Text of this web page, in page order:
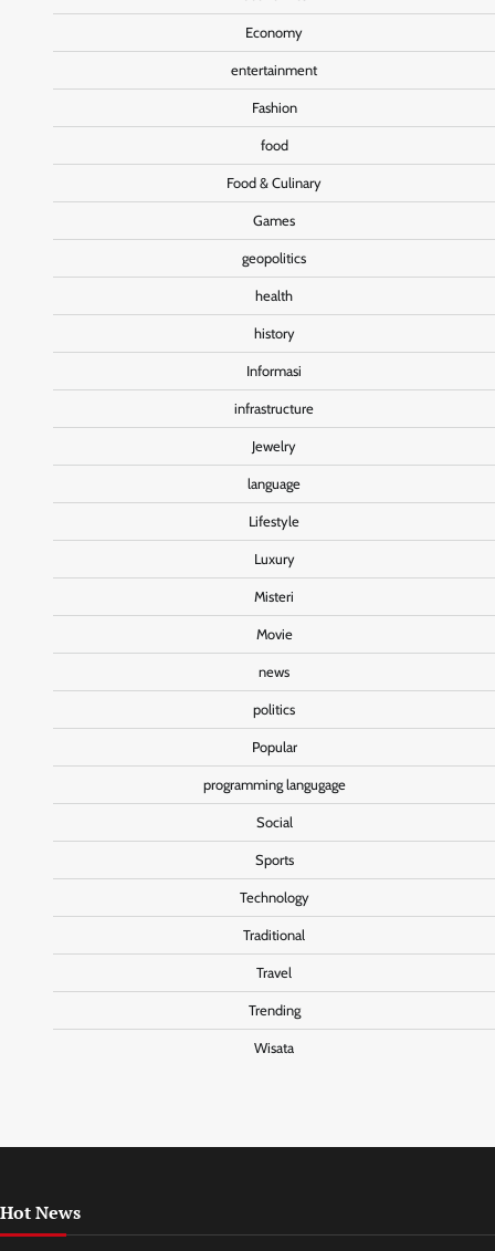
Economy
entertainment
Fashion
food
Food & Culinary
Games
geopolitics
health
history
Informasi
infrastructure
Jewelry
language
Lifestyle
Luxury
Misteri
Movie
news
politics
Popular
programming langugage
Social
Sports
Technology
Traditional
Travel
Trending
Wisata
Hot News